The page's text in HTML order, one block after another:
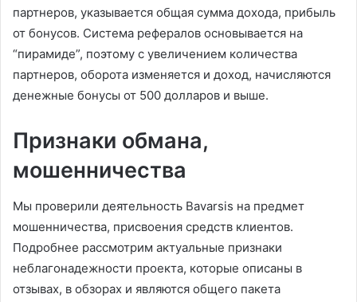
партнеров, указывается общая сумма дохода, прибыль
от бонусов. Система рефералов основывается на
“пирамиде”, поэтому с увеличением количества
партнеров, оборота изменяется и доход, начисляются
денежные бонусы от 500 долларов и выше.
Признаки обмана,
мошенничества
Мы проверили деятельность Bavarsis на предмет
мошенничества, присвоения средств клиентов.
Подробнее рассмотрим актуальные признаки
неблагонадежности проекта, которые описаны в
отзывах, в обзорах и являются общего пакета